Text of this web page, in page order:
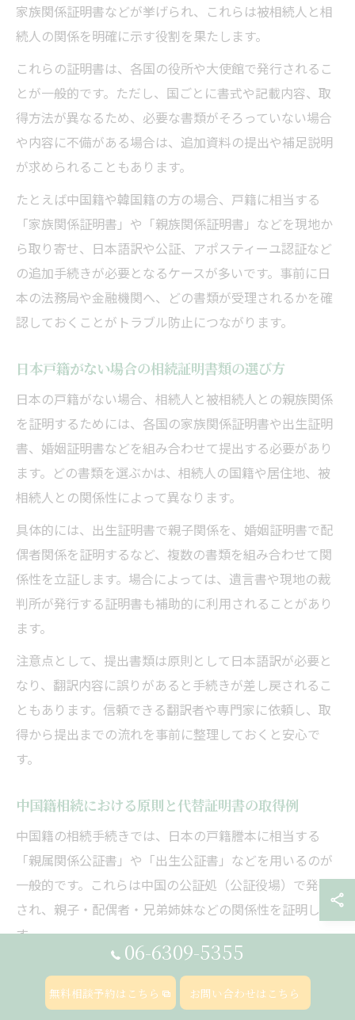
家族関係証明書などが挙げられ、これらは被相続人と相
続人の関係を明確に示す役割を果たします。
これらの証明書は、各国の役所や大使館で発行されるこ
とが一般的です。ただし、国ごとに書式や記載内容、取
得方法が異なるため、必要な書類がそろっていない場合
や内容に不備がある場合は、追加資料の提出や補足説明
が求められることもあります。
たとえば中国籍や韓国籍の方の場合、戸籍に相当する
「家族関係証明書」や「親族関係証明書」などを現地か
ら取り寄せ、日本語訳や公証、アポスティーユ認証など
の追加手続きが必要となるケースが多いです。事前に日
本の法務局や金融機関へ、どの書類が受理されるかを確
認しておくことがトラブル防止につながります。
日本戸籍がない場合の相続証明書類の選び方
日本の戸籍がない場合、相続人と被相続人との親族関係
を証明するためには、各国の家族関係証明書や出生証明
書、婚姻証明書などを組み合わせて提出する必要があり
ます。どの書類を選ぶかは、相続人の国籍や居住地、被
相続人との関係性によって異なります。
具体的には、出生証明書で親子関係を、婚姻証明書で配
偶者関係を証明するなど、複数の書類を組み合わせて関
係性を立証します。場合によっては、遺言書や現地の裁
判所が発行する証明書も補助的に利用されることがあり
ます。
注意点として、提出書類は原則として日本語訳が必要と
なり、翻訳内容に誤りがあると手続きが差し戻されるこ
ともあります。信頼できる翻訳者や専門家に依頼し、取
得から提出までの流れを事前に整理しておくと安心で
す。
中国籍相続における原則と代替証明書の取得例
中国籍の相続手続きでは、日本の戸籍謄本に相当する
「親属関係公証書」や「出生公証書」などを用いるのが
一般的です。これらは中国の公証処（公証役場）で発行
され、親子・配偶者・兄弟姉妹などの関係性を証明しま
す。
たとえば、親子関係を証明する場合は「出生公証書」、
配偶者関係なら「婚姻公証書」、兄弟姉妹関係なら「親
属関係公証書」を取得します。これらの書類には、中国
06-6309-5355
無料相談予約はこちら お問い合わせはこちら